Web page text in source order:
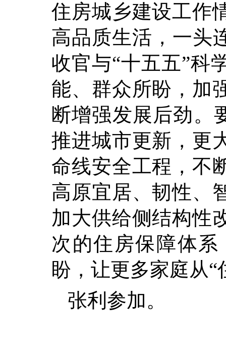
住房城乡建设工作
高品质生活，一头
收官与“十五五”科
能、群众所盼，加
断增强发展后劲。
推进城市更新，更
命线安全工程，不
高原宜居、韧性、
加大供给侧结构性
次的住房保障体
盼，让更多家庭从“
张利参加。